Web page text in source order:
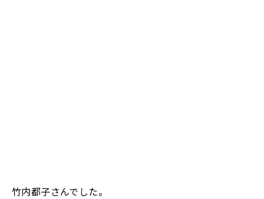
竹内都子さんでした。